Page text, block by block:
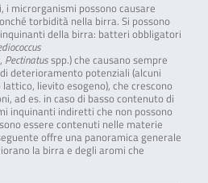
i microrganismi possono causare
torbidità nella birra. Si possono
della birra: batteri obbligatori
Pectinatusspp.) che causano sempre
deterioramento potenziali (alcuni
lievito esogeno), che crescono
ad es. in caso di basso contenuto di
inquinanti indiretti che non possono
essere contenuti nelle materie
offre una panoramica generale
la birra e degli aromi che